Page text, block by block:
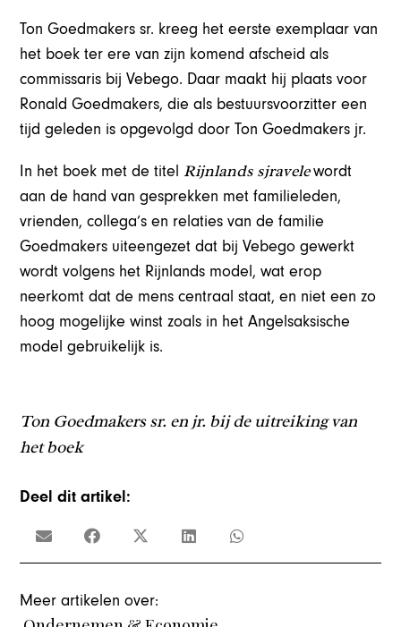
Ton Goedmakers sr. kreeg het eerste exemplaar van
het boek ter ere van zijn komend afscheid als
commissaris bij Vebego. Daar maakt hij plaats voor
Ronald Goedmakers, die als bestuursvoorzitter een
tijd geleden is opgevolgd door Ton Goedmakers jr.
In het boek met de titelRijnlands sjravelewordt
aan de hand van gesprekken met familieleden,
vrienden, collega’s en relaties van de familie
Goedmakers uiteengezet dat bij Vebego gewerkt
wordt volgens het Rijnlands model, wat erop
neerkomt dat de mens centraal staat, en niet een zo
hoog mogelijke winst zoals in het Angelsaksische
model gebruikelijk is.
Ton Goedmakers sr. en jr. bij de uitreiking van
het boek
Deel dit artikel:
Meer artikelen over: